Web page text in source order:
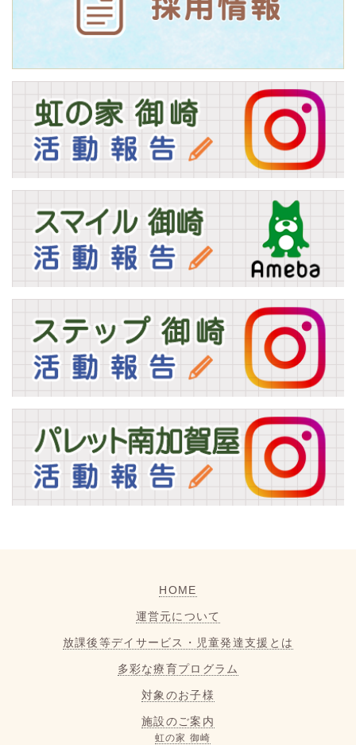
HOME
運営元について
放課後等デイサービス・児童発達支援とは
多彩な療育プログラム
対象のお子様
施設のご案内
虹の家 御崎